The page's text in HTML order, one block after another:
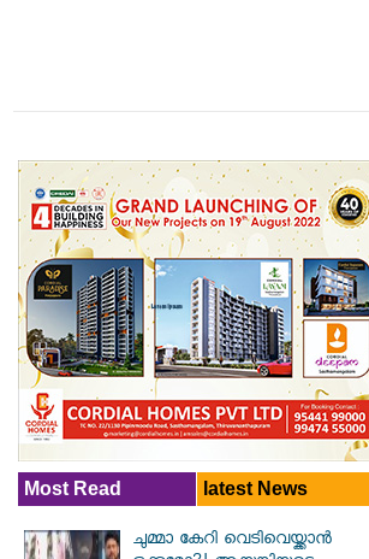
Most Read latest News
ചുമ്മാ കേറി വെടിവെയ്ക്കാൻ